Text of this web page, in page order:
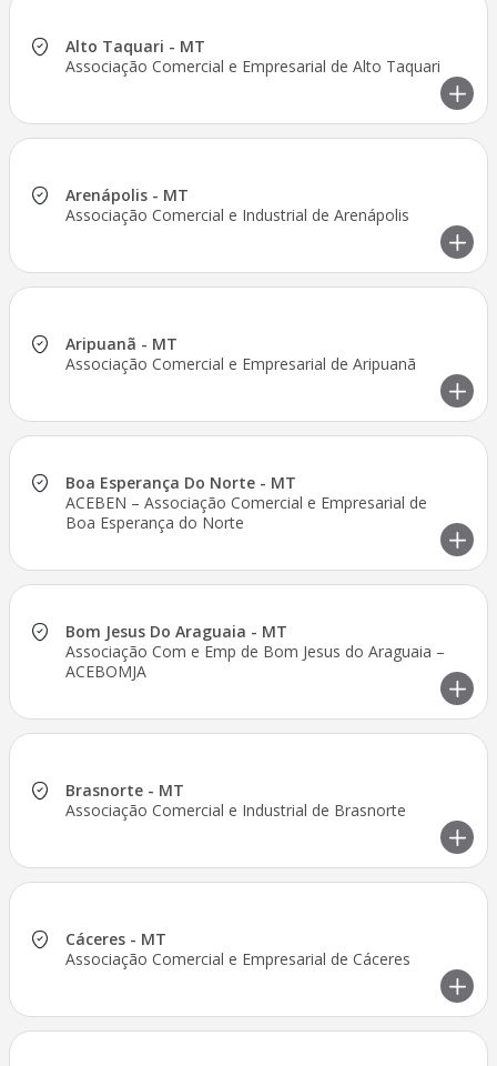
Alto Taquari - MT
Associação Comercial e Empresarial de Alto Taquari
Arenápolis - MT
Associação Comercial e Industrial de Arenápolis
Aripuanã - MT
Associação Comercial e Empresarial de Aripuanã
Boa Esperança Do Norte - MT
ACEBEN – Associação Comercial e Empresarial de
Boa Esperança do Norte
Bom Jesus Do Araguaia - MT
Associação Com e Emp de Bom Jesus do Araguaia –
ACEBOMJA
Brasnorte - MT
Associação Comercial e Industrial de Brasnorte
Cáceres - MT
Associação Comercial e Empresarial de Cáceres